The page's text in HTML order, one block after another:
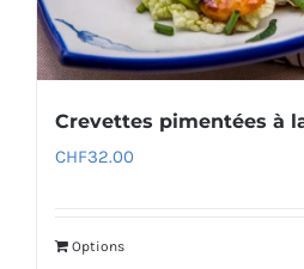
Crevettes pimentées à
CHF32.00
Options